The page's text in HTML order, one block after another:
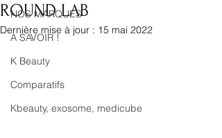
NOS MARQUES
A SAVOIR !
K Beauty
Comparatifs
Kbeauty, exosome, medicube
ROUND LAB
Dernière mise à jour : 15 mai 2022